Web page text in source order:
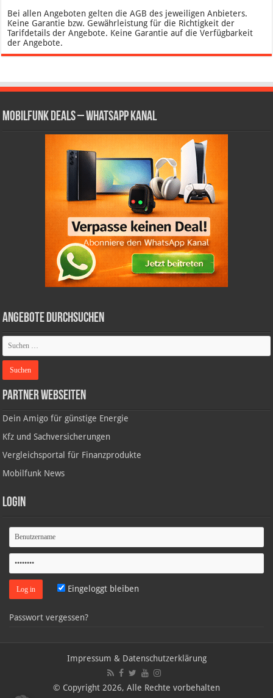
Bei allen Angeboten gelten die AGB des jeweiligen Anbieters.
Keine Garantie bzw. Gewährleistung für die Richtigkeit der
Tarifdetails der Angebote. Keine Garantie auf die Verfügbarkeit
der Angebote.
Mobilfunk Deals – WhatsApp Kanal
Angebote durchsuchen
Partner Webseiten
Dein Amigo für günstige Energie
Kfz und Sachversicherungen
Vergleichsportal für Finanzprodukte
Mobilfunk News
Login
Eingeloggt bleiben
Passwort vergessen?
Impressum & Datenschutzerklärung
© Copyright 2026, Alle Rechte vorbehalten